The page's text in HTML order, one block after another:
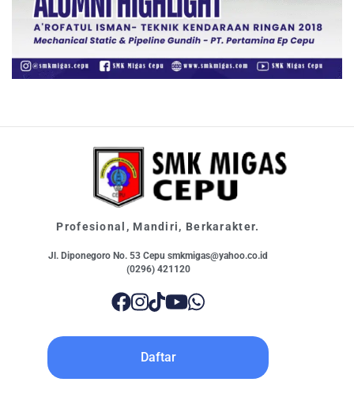
Profesional, Mandiri, Berkarakter.
Jl. Diponegoro No. 53 Cepu smkmigas@yahoo.co.id
(0296) 421120
Daftar